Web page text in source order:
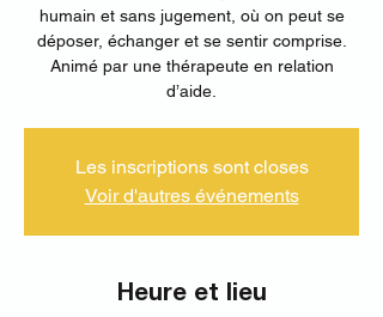
humain et sans jugement, où on peut se
déposer, échanger et se sentir comprise.
Animé par une thérapeute en relation
d’aide.
Les inscriptions sont closes
Voir d'autres événements
Heure et lieu